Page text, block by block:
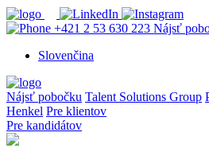
+421 2 53 630 223 Nájsť
Slovenčina
Nájsť pobočku Talent Solutions Group
Henkel Pre klientov
Pre kandidátov